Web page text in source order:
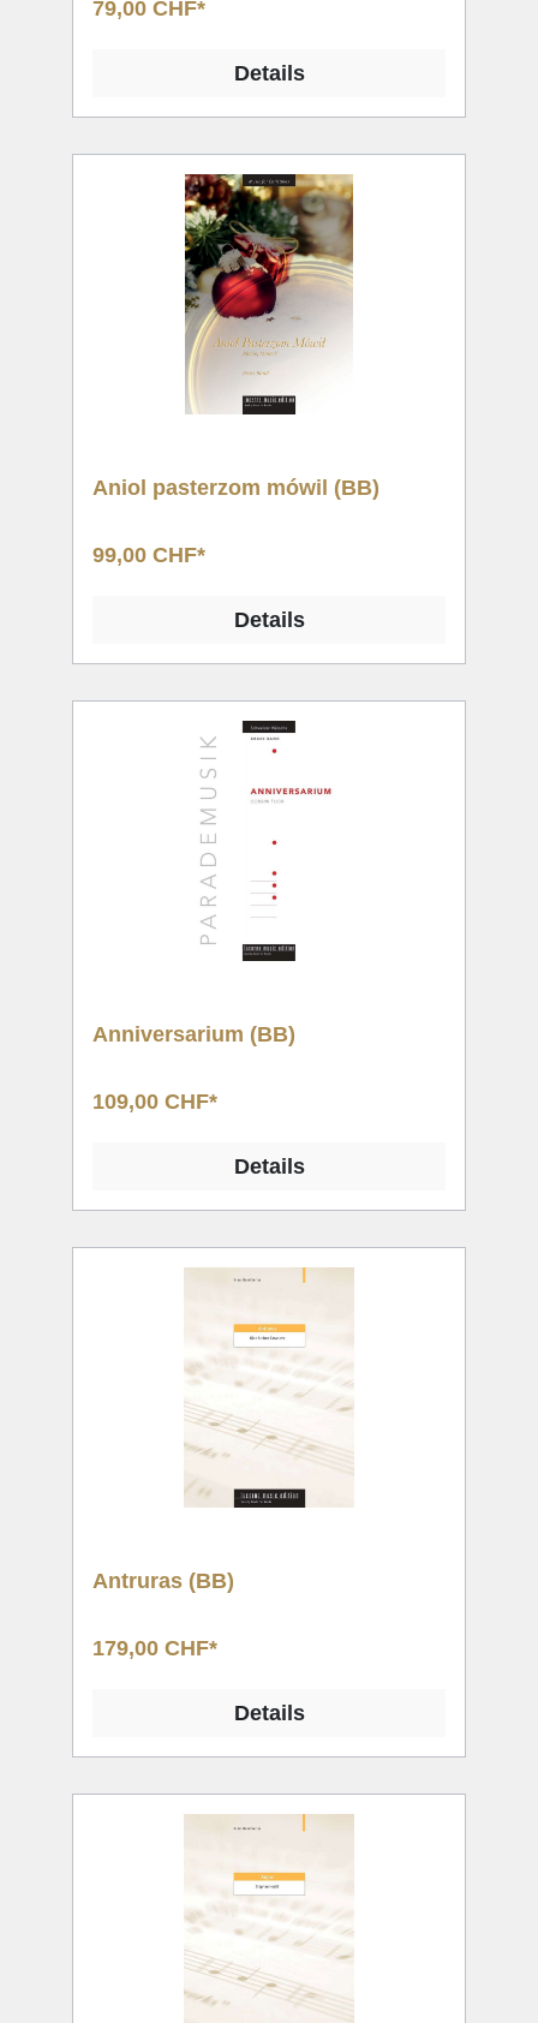
79,00 CHF*
Details
Aniol pasterzom mówil (BB)
99,00 CHF*
Details
Anniversarium (BB)
109,00 CHF*
Details
Antruras (BB)
179,00 CHF*
Details